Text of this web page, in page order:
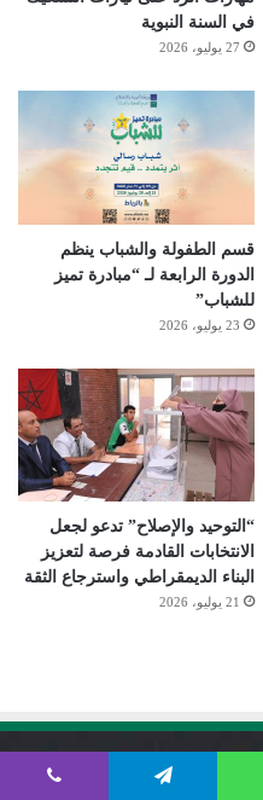
في السنة النبوية
27 يوليو، 2026
قسم الطفولة والشباب ينظم
الدورة الرابعة لـ “مبادرة تميز
للشباب”
23 يوليو، 2026
“التوحيد والإصلاح” تدعو لجعل
الانتخابات القادمة فرصة لتعزيز
البناء الديمقراطي واسترجاع الثقة
21 يوليو، 2026